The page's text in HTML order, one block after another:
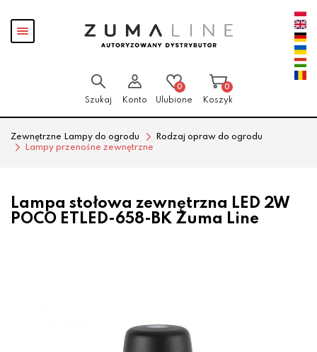
Pokaż
menu
Szukaj Konto
0
Ulubione
0
Koszyk
Zewnętrzne Lampy do ogrodu
Rodzaj opraw do ogrodu
Lampy przenośne zewnętrzne
Lampa stołowa zewnętrzna LED 2W
POCO ETLED-658-BK Zuma Line